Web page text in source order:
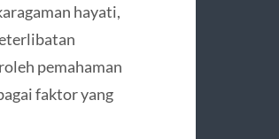
hayati,
pemahaman
faktor yang